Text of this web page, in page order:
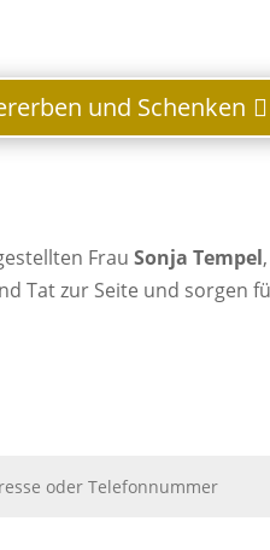
und Schenken
FrauSonja Tempel
Tat zur Seite und sorgen